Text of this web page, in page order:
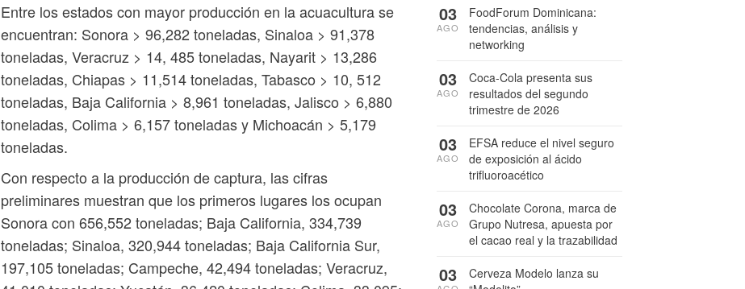
Entre los estados con mayor producción en la acuacultura se
encuentran: Sonora > 96,282 toneladas, Sinaloa > 91,378
toneladas, Veracruz > 14, 485 toneladas, Nayarit > 13,286
toneladas, Chiapas > 11,514 toneladas, Tabasco > 10, 512
toneladas, Baja California > 8,961 toneladas, Jalisco > 6,880
toneladas, Colima > 6,157 toneladas y Michoacán > 5,179
toneladas.
Con respecto a la producción de captura, las cifras
preliminares muestran que los primeros lugares los ocupan
Sonora con 656,552 toneladas; Baja California, 334,739
toneladas; Sinaloa, 320,944 toneladas; Baja California Sur,
197,105 toneladas; Campeche, 42,494 toneladas; Veracruz,
FoodForum Dominicana:
tendencias, análisis y
networking
03
AGO
Coca-Cola presenta sus
resultados del segundo
trimestre de 2026
03
AGO
EFSA reduce el nivel seguro
de exposición al ácido
trifluoroacético
03
AGO
Chocolate Corona, marca de
Grupo Nutresa, apuesta por
el cacao real y la trazabilidad
03
AGO
Cerveza Modelo lanza su
03